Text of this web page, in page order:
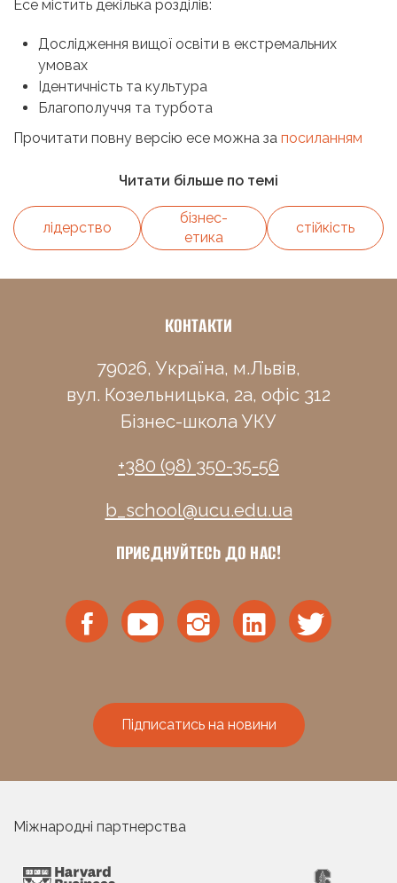
Есе містить декілька розділів:
Дослідження вищої освіти в екстремальних
умовах
Ідентичність та культура
Благополуччя та турбота
Прочитати повну версію есе можна за посиланням
Читати більше по темі
лідерство
бізнес-
етика
стійкість
КОНТАКТИ
79026, Україна, м.Львів,
вул. Козельницька, 2а, офіс 312
Бізнес-школа УКУ
+380 (98) 350-35-56
b_school@ucu.edu.ua
ПРИЄДНУЙТЕСЬ ДО НАС!
Підписатись на новини
Міжнародні партнерства